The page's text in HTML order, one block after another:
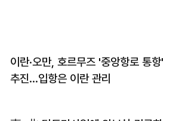
이란·오만, 호르무즈 '중앙항로 통항'
추진…입항은 이란 관리